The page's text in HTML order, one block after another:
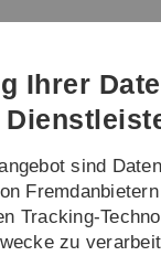
Ihrer
sind
Tracking-
zu